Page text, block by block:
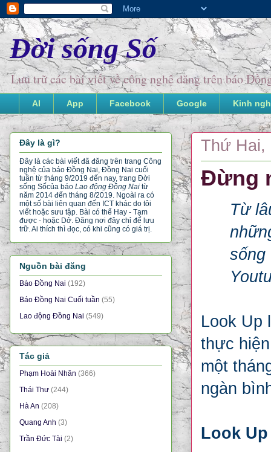
Đời sống Số
Lưu trữ các bài viết về công nghệ đăng trên báo
AI App Facebook Google Kinh
Thứ Hai,
Đừng
Từ
sống
Look Up
thực
một
ngàn
Look
Đây là gì?
Đây là các bài viết đã đăng trên trang Công
nghệ của báo Đồng Nai, Đồng Nai cuối
tuần từ tháng 9/2019 đến nay, trang Đời
sống Sốcủa báo Lao động Đồng Nai từ
năm 2014 đến tháng 8/2019. Ngoài ra có
một số bài liên quan đến ICT khác do tôi
viết hoặc sưu tập. Bài có thể Hay - Tạm
được - hoặc Dở. Đăng nơi đây chỉ để lưu
trữ. Ai thích thì đọc, có khi cũng có giá trị.
Nguồn bài đăng
Báo Đồng Nai (192)
Báo Đồng Nai Cuối tuần (55)
Lao động Đồng Nai (549)
Tác giả
Phạm Hoài Nhân (366)
Thái Thư (244)
Hà An (208)
Quang Anh (3)
Trần Đức Tài (2)